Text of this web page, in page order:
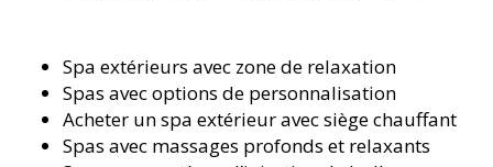
Spa extérieurs avec zone de relaxation
Spas avec options de personnalisation
Acheter un spa extérieur avec siège chauffant
Spas avec massages profonds et relaxants